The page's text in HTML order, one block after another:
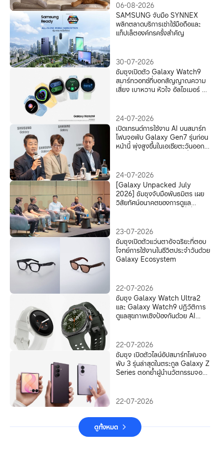
06-08-2026
SAMSUNG จับมือ SYNNEX
พลิกตลาดบริการเช่าใช้มือถือและ
แท็ปเล็ตองค์กรครั้งสำคัญ
30-07-2026
ซัมซุงเปิดตัว Galaxy Watch9
สมาร์ทวอทช์ที่บอกสัญญาณความ
เสี่ยง เบาหวาน หัวใจ อัลไซเมอร์ ส
24-07-2026
เปิดเทรนด์การใช้งาน AI บนสมาร์ท
โฟนจอพับ Galaxy Gen7 รุ่นก่อน
หน้านี้ พุ่งสูงขึ้นในเอเชียตะวันออก
มือถือ
24-07-2026
[Galaxy Unpacked July
2026] ซัมซุงจับมือพันธมิตร เผย
วิสัยทัศน์อนาคตของการดูแล
จากร่างกาย สู่สุขภาพที่ดีอย่าง
ยั่งยืน
23-07-2026
ซัมซุงเปิดตัวแว่นตาอัจฉริยะที่ตอบ
โจทย์การใช้งานในชีวิตประจำวันด้วย
Galaxy Ecosystem
22-07-2026
ซัมซุง Galaxy Watch Ultra2
และ Galaxy Watch9 ปฏิวัติการ
ดูแลสุขภาพเชิงป้องกันด้วย AI
22-07-2026
ซัมซุง เปิดตัวไลน์อัปสมาร์ทโฟนจอ
พับ 3 รุ่นล่าสุดในตระกูล Galaxy Z
Series ตอกย้ำผู้นำนวัตกรรมจอ
22-07-2026
ดูทั้งหมด